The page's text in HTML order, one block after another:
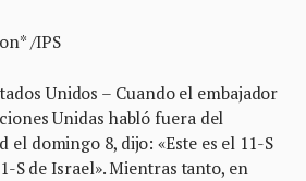
/IPS
Unidos – Cuando el embajador
Unidas habló fuera del
el domingo 8, dijo: «Este es el 11-S
S de Israel». Mientras tanto, en